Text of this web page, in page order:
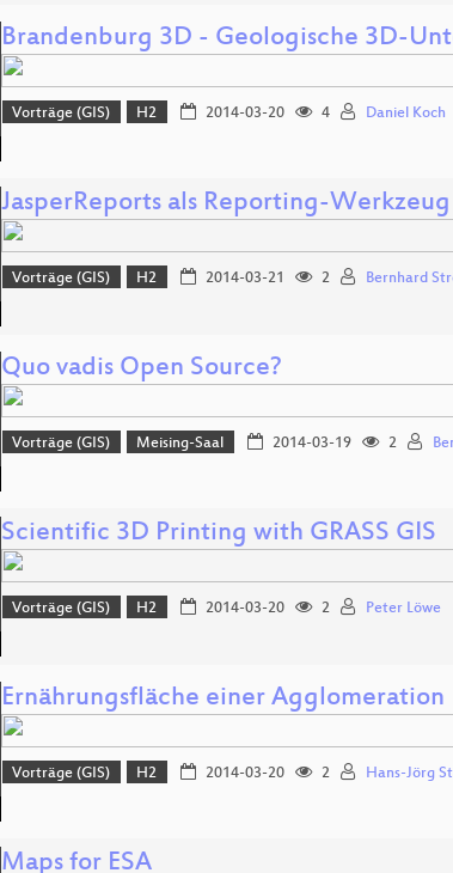
Brandenburg 3D - Geologische 3D-
Vorträge (GIS) H2 2014-03-20 4 Daniel Koch
JasperReports als Reporting-
Vorträge (GIS) H2 2014-03-21 2 Bernhard
Quo vadis Open Source?
Vorträge (GIS) Meising-Saal 2014-03-19 2
Scientific 3D Printing with GRASS GIS
Vorträge (GIS) H2 2014-03-20 2 Peter Löwe
Ernährungsfläche einer Agglomeration
Vorträge (GIS) H2 2014-03-20 2 Hans-Jörg
Maps for ESA